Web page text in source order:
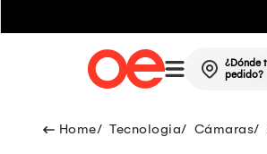
¿Dónde
pedido?
Tecnologia Cámaras